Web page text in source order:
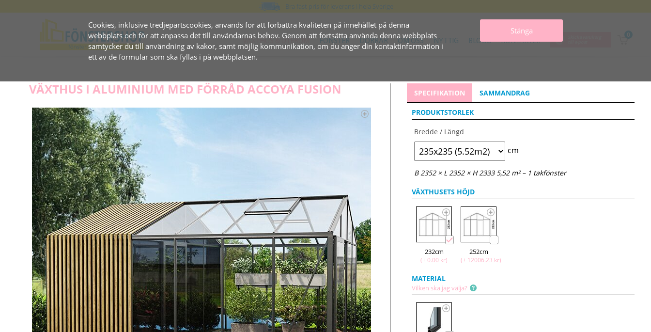
Cookies, inklusive tredjepartscookies, används för att förbättra kvaliteten på innehållet på denna
webbplats och för att anpassa det till användarnas behov. Genom att fortsätta använda denna webbplats
samtycker du till användning av kakor, samt möjlig kommunikation, om du anger din kontaktinformation i
ett av de formulär som ska fyllas i på webbplatsen.
Stänga
Bra fast pris för leverans i hela Sverige
0
FÖNSTER DÖRRAR OM OSS NYTTIG BLOGG KONTAKTER
VÄXTHUS I ALUMINIUM MED FÖRRÅD ACCOYA FUSION SPECIFIKATION SAMMANDRAG
PRODUKTSTORLEK
Bredde / Längd
cm
B 2352 × L 2352 × H 2333 5,52 m² – 1 takfönster
VÄXTHUSETS HÖJD
232cm
(+ 0.00 kr)
252cm
(+ 12006.23 kr)
MATERIAL
Vilken ska jag välja?